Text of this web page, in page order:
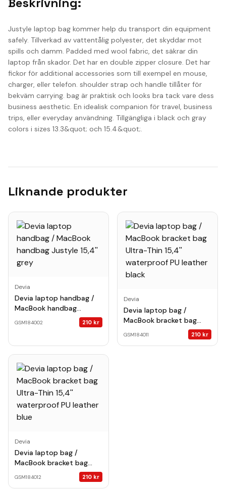
Justyle laptop bag kommer help du transport din equipment
safely. Tillverkad av vattentålig polyester, det skyddar mot
spills och damm. Padded med wool fabric, det säkrar din
laptop från skador. Det har en double zipper closure. Det har
fickor för additional accessories som till exempel en mouse,
charger, eller telefon. shoulder strap och handle tillåter för
bekväm carrying. bag är praktisk och looks bra tack vare dess
business aesthetic. En idealisk companion för travel, business
trips, eller everyday användning. Tillgängliga i black och gray
colors i sizes 13.3&quot; och 15.4&quot;.
Liknande produkter
Devia
Devia laptop handbag /
MacBook handbag
GSM184002 210 kr
Devia
Devia laptop bag /
MacBook bracket bag
waterproof PU leather
GSM184011 210 kr
Devia
Devia laptop bag /
MacBook bracket bag
waterproof PU leather
GSM184012 210 kr